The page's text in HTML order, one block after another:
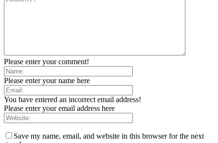
Please enter your comment!
Please enter your name here
You have entered an incorrect email address!
Please enter your email address here
Save my name, email, and website in this browser for the next